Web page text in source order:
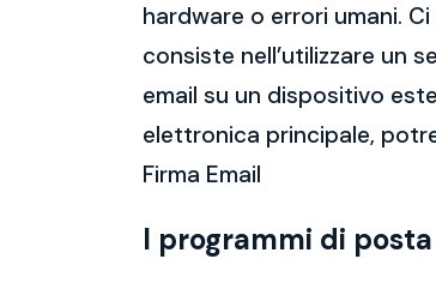
hardware o errori umani.
consiste nell’utilizzare un
email su un dispositivo
elettronica principale,
Firma Email
I programmi di